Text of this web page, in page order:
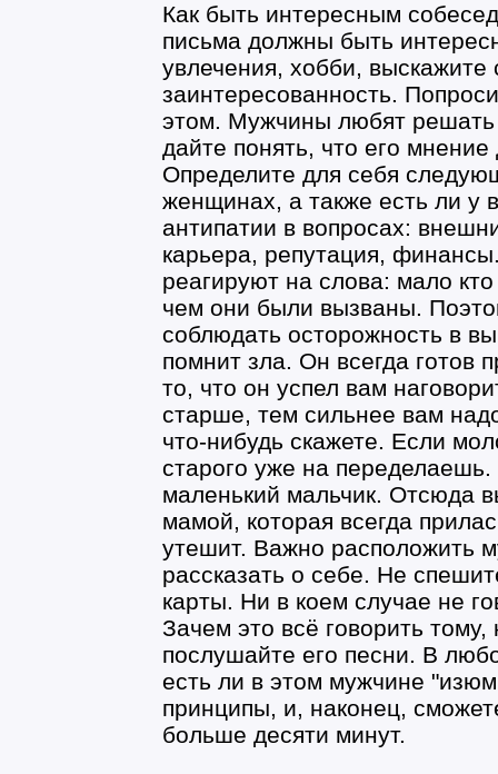
Как быть интересным
письма должны быть
увлечения, хобби, выскажите
заинтересованность.
этом. Мужчины любят решать
дайте понять, что его
Определите для себя
женщинах, а также есть ли у
антипатии в вопросах:
карьера, репутация,
реагируют на слова: мало
чем они были вызваны.
соблюдать осторожность в
помнит зла. Он всегда готов
то, что он успел вам
старше, тем сильнее вам
что-нибудь скажете. Если
старого уже на
маленький мальчик. Отсюда
мамой, которая всегда
утешит. Важно расположить
рассказать о себе. Не
карты. Ни в коем случае не
Зачем это всё говорить
послушайте его песни. В
есть ли в этом мужчине
принципы, и, наконец,
больше десяти минут.